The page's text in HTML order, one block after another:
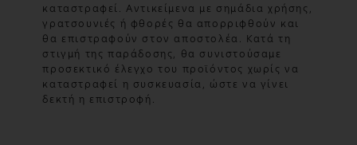
καταστραφεί. Αντικείμενα με σημάδια χρήσης,
γρατσουνιές ή φθορές θα απορριφθούν και
θα επιστραφούν στον αποστολέα. Κατά τη
στιγμή της παράδοσης, θα συνιστούσαμε
προσεκτικό έλεγχο του προϊόντος χωρίς να
καταστραφεί η συσκευασία, ώστε να γίνει
δεκτή η επιστροφή.